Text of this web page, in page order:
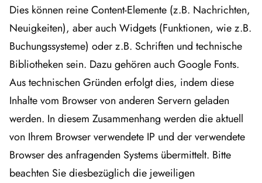
Dies können reine Content-Elemente (z.B. Nachrichten,
Neuigkeiten), aber auch Widgets (Funktionen, wie z.B.
Buchungssysteme) oder z.B. Schriften und technische
Bibliotheken sein. Dazu gehören auch Google Fonts.
Aus technischen Gründen erfolgt dies, indem diese
Inhalte vom Browser von anderen Servern geladen
werden. In diesem Zusammenhang werden die aktuell
von Ihrem Browser verwendete IP und der verwendete
Browser des anfragenden Systems übermittelt. Bitte
beachten Sie diesbezüglich die jeweiligen